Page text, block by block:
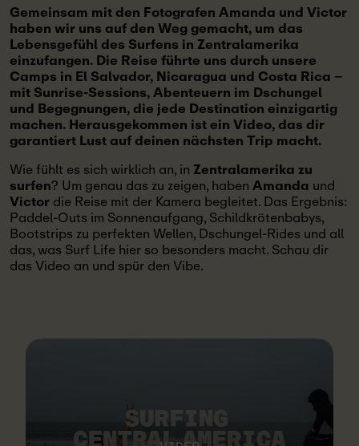
Gemeinsam mit den Fotografen Amanda und Victor
haben wir uns auf den Weg gemacht, um das
Lebensgefühl des Surfens in Zentralamerika
einzufangen. Die Reise führte uns durch unsere
Camps in El Salvador, Nicaragua und Costa Rica –
mit Sunrise-Sessions, Abenteuern im Dschungel
und Begegnungen, die jede Destination einzigartig
machen. Herausgekommen ist ein Video, das dir
garantiert Lust auf deinen nächsten Trip macht.
Wie fühlt es sich wirklich an, inZentralamerika zu
surfen? Um genau das zu zeigen, habenAmanda und
Victordie Reise mit der Kamera begleitet. Das Ergebnis:
Paddel-Outs im Sonnenaufgang, Schildkrötenbabys,
Bootstrips zu perfekten Wellen, Dschungel-Rides und all
das, was Surf Life hier so besonders macht. Schau dir
das Video an und spür den Vibe.